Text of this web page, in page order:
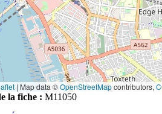
| Map data ©OpenStreetMapcontributors,
la fiche : M11050